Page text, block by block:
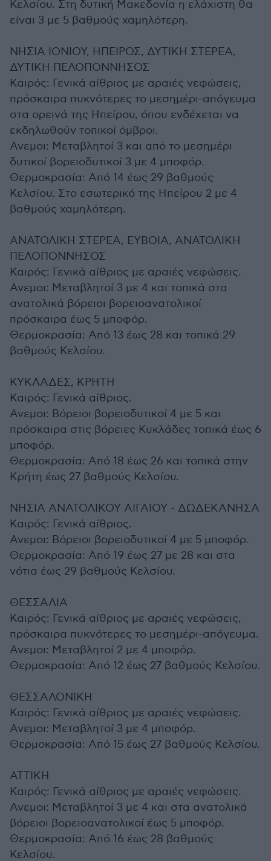
Κελσίου. Στη δυτική Μακεδονία η ελάχιστη θα
είναι 3 με 5 βαθμούς χαμηλότερη.
ΝΗΣΙΑ ΙΟΝΙΟΥ, ΗΠΕΙΡΟΣ, ΔΥΤΙΚΗ ΣΤΕΡΕΑ,
ΔΥΤΙΚΗ ΠΕΛΟΠΟΝΝΗΣΟΣ
Καιρός: Γενικά αίθριος με αραιές νεφώσεις,
πρόσκαιρα πυκνότερες το μεσημέρι-απόγευμα
στα ορεινά της Ηπείρου, όπου ενδέχεται να
εκδηλωθούν τοπικοί όμβροι.
Ανεμοι: Μεταβλητοί 3 και από το μεσημέρι
δυτικοί βορειοδυτικοί 3 με 4 μποφόρ.
Θερμοκρασία: Από 14 έως 29 βαθμούς
Κελσίου. Στο εσωτερικό της Ηπείρου 2 με 4
βαθμούς χαμηλότερη.
ΑΝΑΤΟΛΙΚΗ ΣΤΕΡΕΑ, ΕΥΒΟΙΑ, ΑΝΑΤΟΛΙΚΗ
ΠΕΛΟΠΟΝΝΗΣΟΣ
Καιρός: Γενικά αίθριος με αραιές νεφώσεις.
Ανεμοι: Μεταβλητοί 3 με 4 και τοπικά στα
ανατολικά βόρειοι βορειοανατολικοί
πρόσκαιρα έως 5 μποφόρ.
Θερμοκρασία: Από 13 έως 28 και τοπικά 29
βαθμούς Κελσίου.
ΚΥΚΛΑΔΕΣ, ΚΡΗΤΗ
Καιρός: Γενικά αίθριος.
Ανεμοι: Βόρειοι βορειοδυτικοί 4 με 5 και
πρόσκαιρα στις βόρειες Κυκλάδες τοπικά έως 6
μποφόρ.
Θερμοκρασία: Από 18 έως 26 και τοπικά στην
Κρήτη έως 27 βαθμούς Κελσίου.
ΝΗΣΙΑ ΑΝΑΤΟΛΙΚΟΥ ΑΙΓΑΙΟΥ - ΔΩΔΕΚΑΝΗΣΑ
Καιρός: Γενικά αίθριος.
Ανεμοι: Βόρειοι βορειοδυτικοί 4 με 5 μποφόρ.
Θερμοκρασία: Από 19 έως 27 με 28 και στα
νότια έως 29 βαθμούς Κελσίου.
ΘΕΣΣΑΛΙΑ
Καιρός: Γενικά αίθριος με αραιές νεφώσεις,
πρόσκαιρα πυκνότερες το μεσημέρι-απόγευμα.
Ανεμοι: Μεταβλητοί 2 με 4 μποφόρ.
Θερμοκρασία: Από 12 έως 27 βαθμούς Κελσίου.
ΘΕΣΣΑΛΟΝΙΚΗ
Καιρός: Γενικά αίθριος με αραιές νεφώσεις.
Ανεμοι: Μεταβλητοί 3 με 4 μποφόρ.
Θερμοκρασία: Από 15 έως 27 βαθμούς Κελσίου.
ΑΤΤΙΚΗ
Καιρός: Γενικά αίθριος με αραιές νεφώσεις.
Ανεμοι: Μεταβλητοί 3 με 4 και στα ανατολικά
βόρειοι βορειοανατολικοί έως 5 μποφόρ.
Θερμοκρασία: Από 16 έως 28 βαθμούς
Κελσίου.